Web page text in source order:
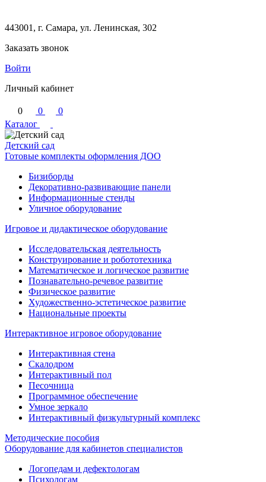
443001, г. Самара, ул. Ленинская, 302
Заказать звонок
Войти
Личный кабинет
0 0
0
Каталог
Детский сад
Готовые комплекты оформления ДОО
Бизиборды
Декоративно-развивающие панели
Информационные стенды
Уличное оборудование
Игровое и дидактическое оборудование
Исследовательская деятельность
Конструирование и робототехника
Математическое и логическое развитие
Познавательно-речевое развитие
Физическое развитие
Художественно-эстетическое развитие
Национальные проекты
Интерактивное игровое оборудование
Интерактивная стена
Скалодром
Интерактивный пол
Песочница
Программное обеспечение
Умное зеркало
Интерактивный физкультурный комплекс
Методические пособия
Оборудование для кабинетов специалистов
Логопедам и дефектологам
Психологам